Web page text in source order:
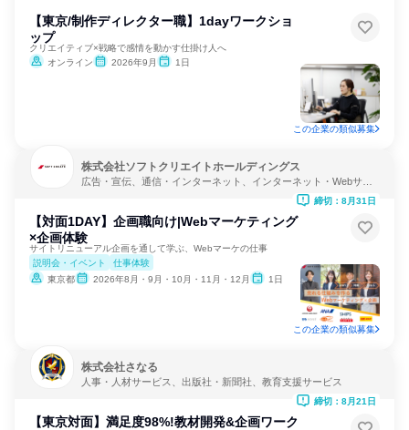
【東京/制作ディレクター職】1dayワークショ
ップ
クリエイティブ×戦略で感情を動かす仕掛け人へ
オンライン
2026年9月 1日
この企業の類似募集
株式会社ソフトクリエイトホールディングス
広告・宣伝、通信・インターネット、インターネット・Webサー
【対面1DAY】企画職向け|Webマーケティング
×企画体験
サイトリニューアル企画を通して学ぶ、Webマーケの仕事
説明会・イベント
仕事体験
東京都
2026年8月・9月・10月・11月・12月 1日
締切：8月31日
この企業の類似募集
株式会社さなる
人事・人材サービス、出版社・新聞社、教育支援サービス
【東京対面】満足度98%!教材開発&企画ワーク
締切：8月21日